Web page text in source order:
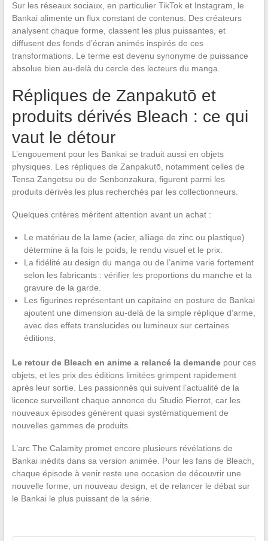
Sur les réseaux sociaux, en particulier TikTok et Instagram, le
Bankai alimente un flux constant de contenus. Des créateurs
analysent chaque forme, classent les plus puissantes, et
diffusent des fonds d’écran animés inspirés de ces
transformations. Le terme est devenu synonyme de puissance
absolue bien au-delà du cercle des lecteurs du manga.
Répliques de Zanpakutō et
produits dérivés Bleach : ce qui
vaut le détour
L’engouement pour les Bankai se traduit aussi en objets
physiques. Les répliques de Zanpakutō, notamment celles de
Tensa Zangetsu ou de Senbonzakura, figurent parmi les
produits dérivés les plus recherchés par les collectionneurs.
Quelques critères méritent attention avant un achat :
Le matériau de la lame (acier, alliage de zinc ou plastique)
détermine à la fois le poids, le rendu visuel et le prix.
La fidélité au design du manga ou de l’anime varie fortement
selon les fabricants : vérifier les proportions du manche et la
gravure de la garde.
Les figurines représentant un capitaine en posture de Bankai
ajoutent une dimension au-delà de la simple réplique d’arme,
avec des effets translucides ou lumineux sur certaines
éditions.
Le retour de Bleach en anime a relancé la demandepour ces
objets, et les prix des éditions limitées grimpent rapidement
après leur sortie. Les passionnés qui suivent l’actualité de la
licence surveillent chaque annonce du Studio Pierrot, car les
nouveaux épisodes génèrent quasi systématiquement de
nouvelles gammes de produits.
L’arc The Calamity promet encore plusieurs révélations de
Bankai inédits dans sa version animée. Pour les fans de Bleach,
chaque épisode à venir reste une occasion de découvrir une
nouvelle forme, un nouveau design, et de relancer le débat sur
le Bankai le plus puissant de la série.